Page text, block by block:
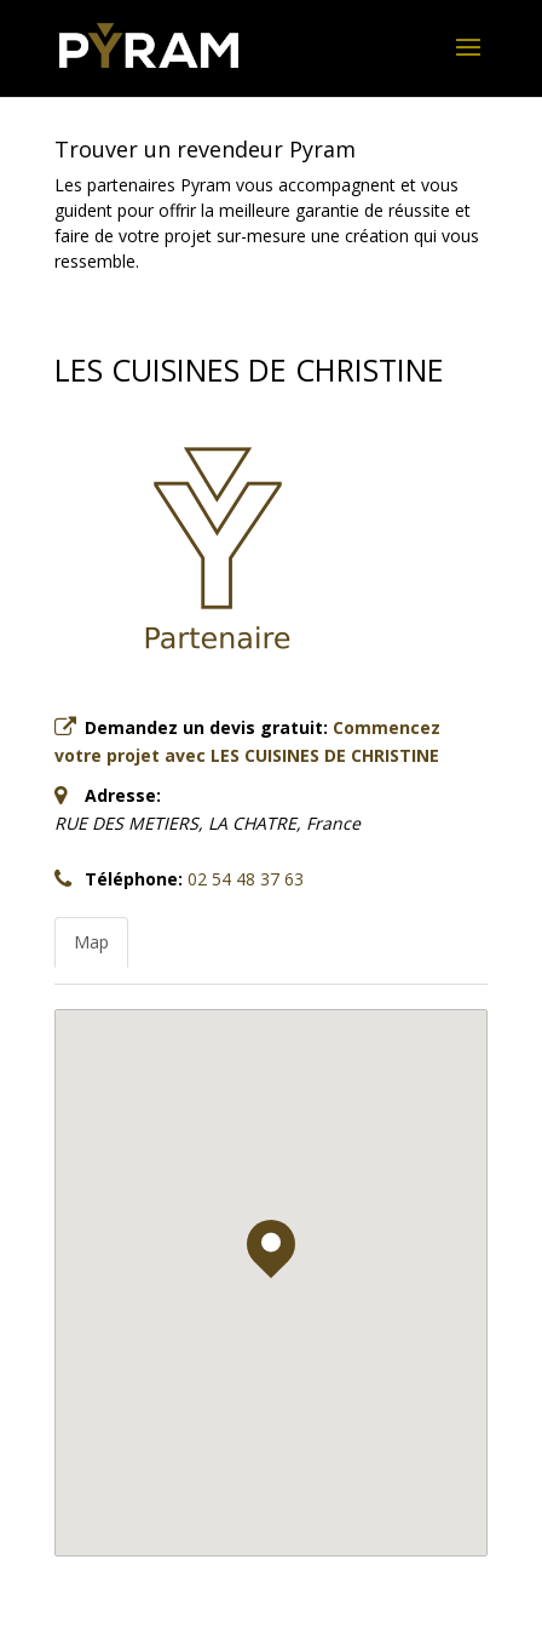
Trouver un revendeur Pyram
Les partenaires Pyram vous accompagnent et vous
guident pour offrir la meilleure garantie de réussite et
faire de votre projet sur-mesure une création qui vous
ressemble.
LES CUISINES DE CHRISTINE
Demandez un devis gratuit: Commencez
votre projet avec LES CUISINES DE CHRISTINE
Adresse:
RUE DES METIERS, LA CHATRE, France
Téléphone: 02 54 48 37 63
Map